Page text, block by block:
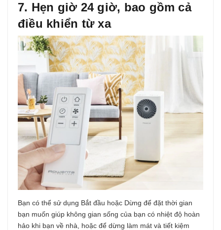
7. Hẹn giờ 24 giờ, bao gồm cả
điều khiển từ xa
Bạn có thể sử dụng Bắt đầu hoặc Dừng để đặt thời gian
bạn muốn giúp không gian sống của bạn có nhiệt độ hoàn
hảo khi bạn về nhà, hoặc để dừng làm mát và tiết kiệm